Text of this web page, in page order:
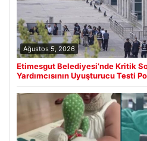
Ağustos 5, 2026
Etimesgut Belediyesi’nde Kritik
Yardımcısının Uyuşturucu Testi